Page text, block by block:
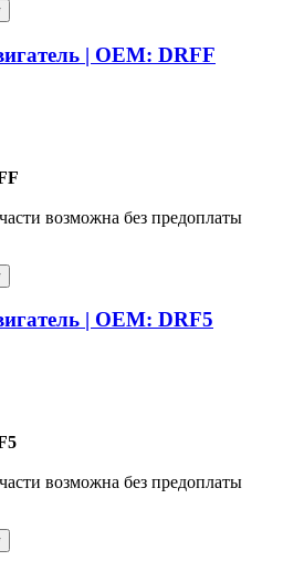
| OEM: DRFF
возможна без предоплаты
| OEM: DRF5
возможна без предоплаты